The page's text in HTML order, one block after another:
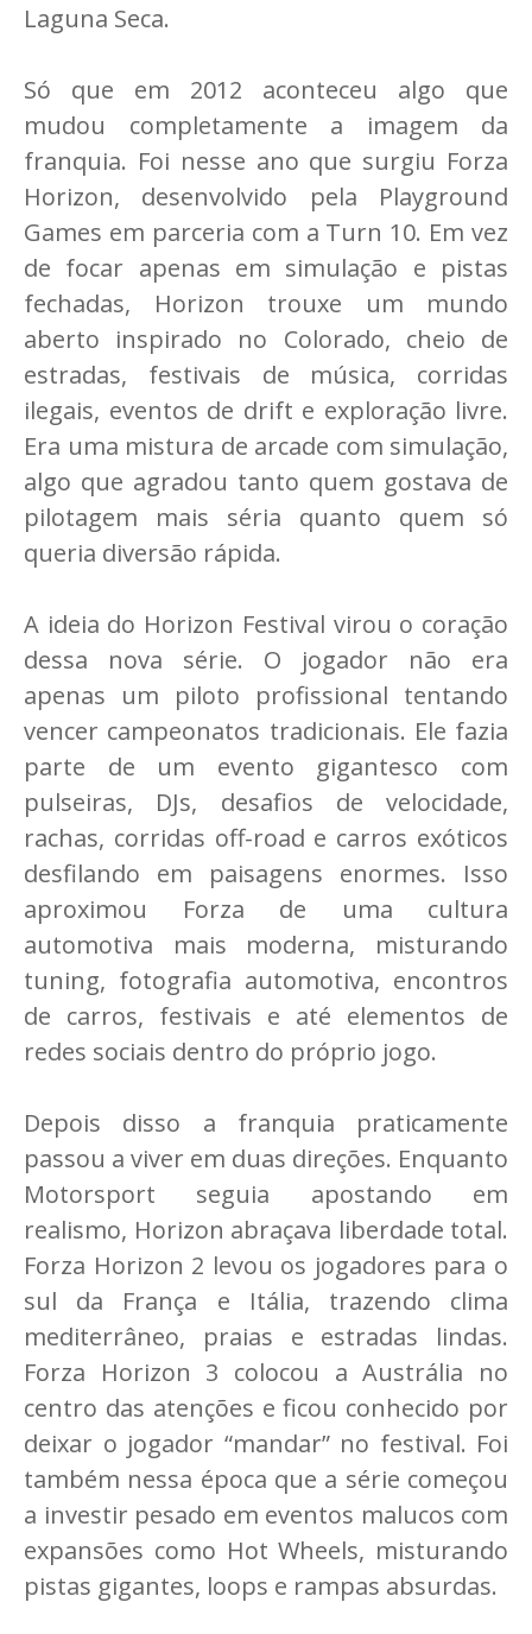
Laguna Seca.
Só que em 2012 aconteceu algo que
mudou completamente a imagem da
franquia. Foi nesse ano que surgiu Forza
Horizon, desenvolvido pela Playground
Games em parceria com a Turn 10. Em vez
de focar apenas em simulação e pistas
fechadas, Horizon trouxe um mundo
aberto inspirado no Colorado, cheio de
estradas, festivais de música, corridas
ilegais, eventos de drift e exploração livre.
Era uma mistura de arcade com simulação,
algo que agradou tanto quem gostava de
pilotagem mais séria quanto quem só
queria diversão rápida.
A ideia do Horizon Festival virou o coração
dessa nova série. O jogador não era
apenas um piloto profissional tentando
vencer campeonatos tradicionais. Ele fazia
parte de um evento gigantesco com
pulseiras, DJs, desafios de velocidade,
rachas, corridas off-road e carros exóticos
desfilando em paisagens enormes. Isso
aproximou Forza de uma cultura
automotiva mais moderna, misturando
tuning, fotografia automotiva, encontros
de carros, festivais e até elementos de
redes sociais dentro do próprio jogo.
Depois disso a franquia praticamente
passou a viver em duas direções. Enquanto
Motorsport seguia apostando em
realismo, Horizon abraçava liberdade total.
Forza Horizon 2 levou os jogadores para o
sul da França e Itália, trazendo clima
mediterrâneo, praias e estradas lindas.
Forza Horizon 3 colocou a Austrália no
centro das atenções e ficou conhecido por
deixar o jogador “mandar” no festival. Foi
também nessa época que a série começou
a investir pesado em eventos malucos com
expansões como Hot Wheels, misturando
pistas gigantes, loops e rampas absurdas.